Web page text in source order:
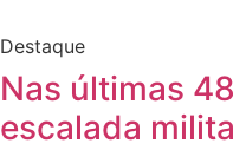
Destaque
Nas últimas
escalada